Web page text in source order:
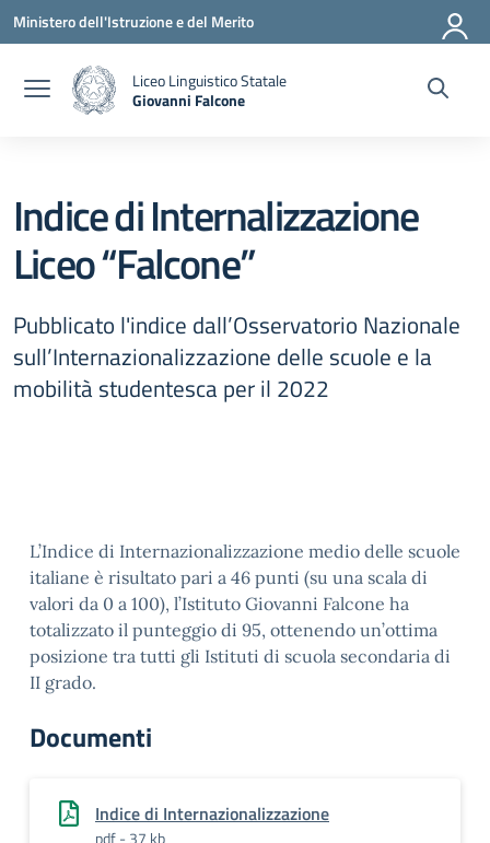
Vai ai contenuti
Vai al menu di navigazione
Vai al footer
Ministero dell'Istruzione e del Merito
Liceo Linguistico Statale
Giovanni Falcone
Indice di Internalizzazione
Liceo “Falcone”
Pubblicato l'indice dall’Osservatorio Nazionale
sull’Internazionalizzazione delle scuole e la
mobilità studentesca per il 2022
L’Indice di Internazionalizzazione medio delle scuole
italiane è risultato pari a 46 punti (su una scala di
valori da 0 a 100), l’Istituto Giovanni Falcone ha
totalizzato il punteggio di 95, ottenendo un’ottima
posizione tra tutti gli Istituti di scuola secondaria di
II grado.
Documenti
Indice di Internazionalizzazione
pdf - 37 kb